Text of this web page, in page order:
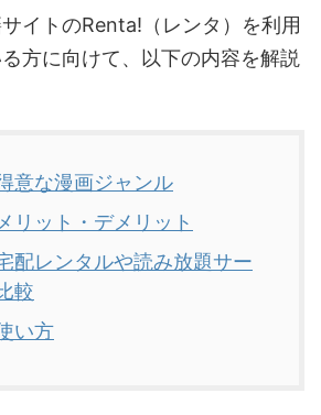
イトのRenta!（レンタ）を利用
方に向けて、以下の内容を解説
意な漫画ジャンル
リット・デメリット
配レンタルや読み放題サー
較
い方